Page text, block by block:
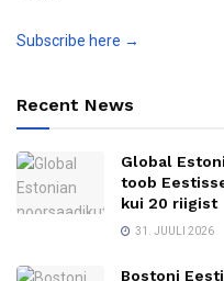
Subscribe here →
Recent News
Global
toob
kui 20 riigist
31. JUULI 2026
Bostoni